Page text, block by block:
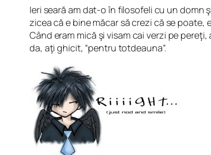
Ieri seară am dat-o în filosofeli cu un domn
zicea că e bine măcar să crezi că se
Când eram mică şi visam cai verzi pe
da, aţi ghicit, “pentru totdeauna”.